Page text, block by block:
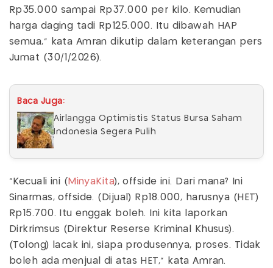
Rp35.000 sampai Rp37.000 per kilo. Kemudian
harga daging tadi Rp125.000. Itu dibawah HAP
semua," kata Amran dikutip dalam keterangan pers
Jumat (30/1/2026).
Baca Juga:
Airlangga Optimistis Status Bursa Saham
Indonesia Segera Pulih
"Kecuali ini ( MinyaKita), offside ini. Dari mana? Ini
Sinarmas, offside. (Dijual) Rp18.000, harusnya (HET)
Rp15.700. Itu enggak boleh. Ini kita laporkan
Dirkrimsus (Direktur Reserse Kriminal Khusus).
(Tolong) lacak ini, siapa produsennya, proses. Tidak
boleh ada menjual di atas HET," kata Amran.